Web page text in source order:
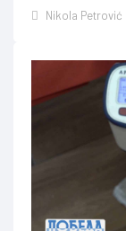
Nikola Petrović